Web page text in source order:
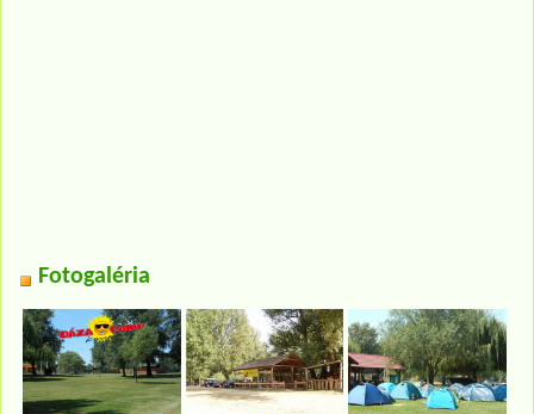
Fotogaléria